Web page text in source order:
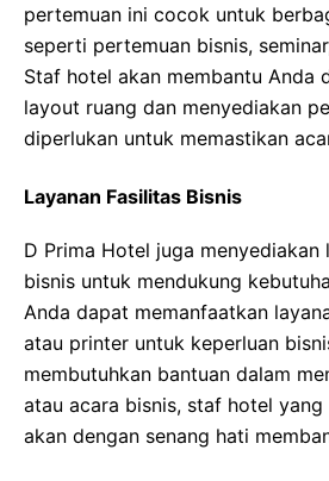
pertemuan ini cocok untuk
seperti pertemuan bisnis,
Staf hotel akan membantu Anda
layout ruang dan menyediakan
diperlukan untuk memastikan
Layanan Fasilitas Bisnis
D Prima Hotel juga menyediakan
bisnis untuk mendukung
Anda dapat memanfaatkan
atau printer untuk keperluan
membutuhkan bantuan dalam
atau acara bisnis, staf hotel yang
akan dengan senang hati